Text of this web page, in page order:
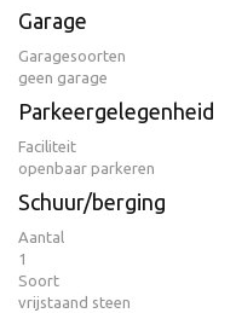
Garage
Garagesoorten
geen garage
Parkeergelegenheid
Faciliteit
openbaar parkeren
Schuur/berging
Aantal
1
Soort
vrijstaand steen